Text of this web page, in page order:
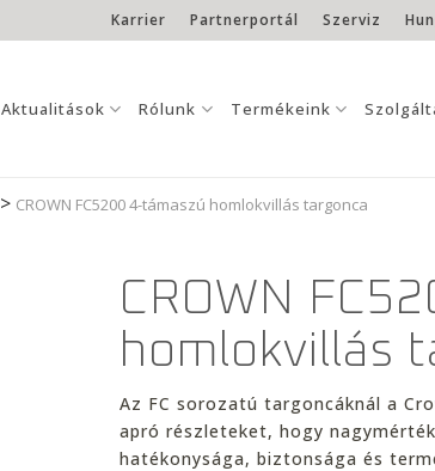
Karrier Partnerportál Szerviz
Aktualitások Rólunk Termékeink
> CROWN FC5200 4-támaszú homlokvillás targonca
CROWN
homlokvillás
Az FC sorozatú targoncáknál a
apró részleteket, hogy
hatékonysága, biztonsága és